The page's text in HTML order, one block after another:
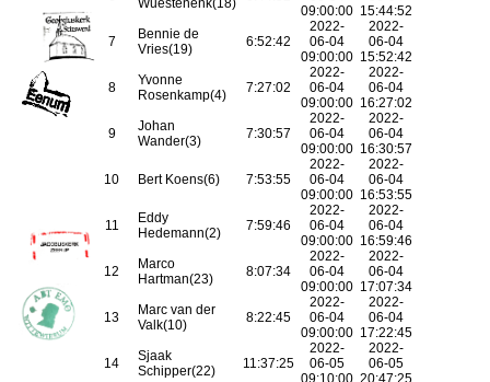
Wuestenenk(18)
09:00:00 15:44:52
7
Bennie de
Vries(19)
6:52:42
2022-
06-04
09:00:00
2022-
06-04
15:52:42
8
Yvonne
Rosenkamp(4)
7:27:02
2022-
06-04
09:00:00
2022-
06-04
16:27:02
9
Johan
Wander(3)
7:30:57
2022-
06-04
09:00:00
2022-
06-04
16:30:57
10
Bert Koens(6) 7:53:55
2022-
06-04
09:00:00
2022-
06-04
16:53:55
11
Eddy
Hedemann(2)
7:59:46
2022-
06-04
09:00:00
2022-
06-04
16:59:46
12
Marco
Hartman(23)
8:07:34
2022-
06-04
09:00:00
2022-
06-04
17:07:34
13
Marc van der
Valk(10)
8:22:45
2022-
06-04
09:00:00
2022-
06-04
17:22:45
14
Sjaak
Schipper(22)
11:37:25
2022-
06-05
09:10:00
2022-
06-05
20:47:25